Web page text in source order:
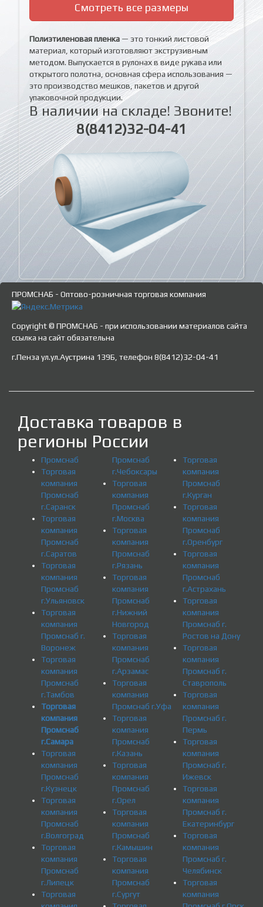
Смотреть все размеры
Полиэтиленовая пленка — это тонкий листовой
материал, который изготовляют экструзивным
методом. Выпускается в рулонах в виде рукава или
открытого полотна, основная сфера использования —
это производство мешков, пакетов и другой
упаковочной продукции.
В наличии на складе! Звоните!
8(8412)32-04-41
ПРОМСНАБ - Оптово-розничная торговая компания
Copyright © ПРОМСНАБ - при использовании материалов сайта
ссылка на сайт обязательна
г.Пенза ул.ул.Аустрина 139Б, телефон 8(8412)32-04-41
Доставка товаров в
регионы России
Промснаб
Торговая
компания
Промснаб
г.Саранск
Торговая
компания
Промснаб
г.Саратов
Торговая
компания
Промснаб
г.Ульяновск
Торговая
компания
Промснаб г.
Воронеж
Торговая
компания
Промснаб
г.Тамбов
Торговая
компания
Промснаб
г.Самара
Торговая
компания
Промснаб
г.Кузнецк
Торговая
компания
Промснаб
г.Волгоград
Торговая
компания
Промснаб
г.Липецк
Торговая
Промснаб
г.Чебоксары
Торговая
компания
Промснаб
г.Москва
Торговая
компания
Промснаб
г.Рязань
Торговая
компания
Промснаб
г.Нижний
Новгород
Торговая
компания
Промснаб
г.Арзамас
Торговая
компания
Промснаб г.Уфа
Торговая
компания
Промснаб
г.Казань
Торговая
компания
Промснаб
г.Орел
Торговая
компания
Промснаб
г.Камышин
Торговая
компания
Промснаб
г.Сургут
Торговая
компания
Промснаб
г.Курган
Торговая
компания
Промснаб
г.Оренбург
Торговая
компания
Промснаб
г.Астрахань
Торговая
компания
Промснаб г.
Ростов на Дону
Торговая
компания
Промснаб г.
Ставрополь
Торговая
компания
Промснаб г.
Пермь
Торговая
компания
Промснаб г.
Ижевск
Торговая
компания
Промснаб г.
Екатеринбург
Торговая
компания
Промснаб г.
Челябинск
Торговая
компания